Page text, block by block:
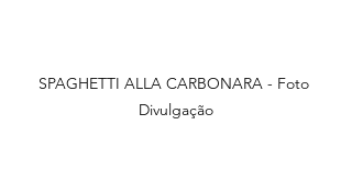
SPAGHETTI ALLA CARBONARA - Foto
Divulgação